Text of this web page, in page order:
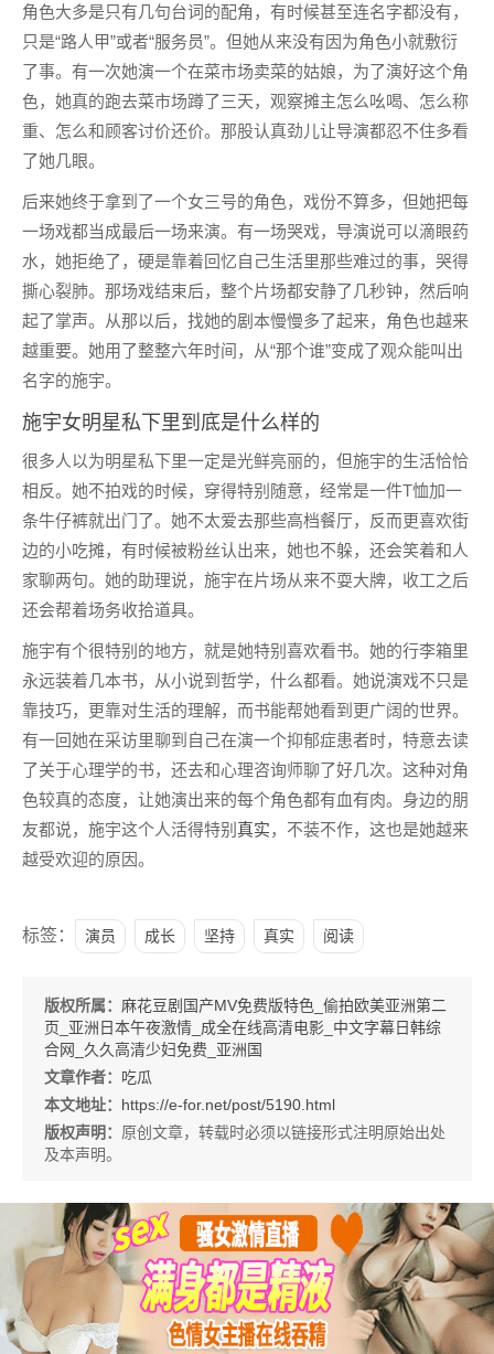
角色大多是只有几句台词的配角，有时候甚至连名字都没有，
只是“路人甲”或者“服务员”。但她从来没有因为角色小就敷衍
了事。有一次她演一个在菜市场卖菜的姑娘，为了演好这个角
色，她真的跑去菜市场蹲了三天，观察摊主怎么吆喝、怎么称
重、怎么和顾客讨价还价。那股认真劲儿让导演都忍不住多看
了她几眼。
后来她终于拿到了一个女三号的角色，戏份不算多，但她把每
一场戏都当成最后一场来演。有一场哭戏，导演说可以滴眼药
水，她拒绝了，硬是靠着回忆自己生活里那些难过的事，哭得
撕心裂肺。那场戏结束后，整个片场都安静了几秒钟，然后响
起了掌声。从那以后，找她的剧本慢慢多了起来，角色也越来
越重要。她用了整整六年时间，从“那个谁”变成了观众能叫出
名字的施宇。
施宇女明星私下里到底是什么样的
很多人以为明星私下里一定是光鲜亮丽的，但施宇的生活恰恰
相反。她不拍戏的时候，穿得特别随意，经常是一件T恤加一
条牛仔裤就出门了。她不太爱去那些高档餐厅，反而更喜欢街
边的小吃摊，有时候被粉丝认出来，她也不躲，还会笑着和人
家聊两句。她的助理说，施宇在片场从来不耍大牌，收工之后
还会帮着场务收拾道具。
施宇有个很特别的地方，就是她特别喜欢看书。她的行李箱里
永远装着几本书，从小说到哲学，什么都看。她说演戏不只是
靠技巧，更靠对生活的理解，而书能帮她看到更广阔的世界。
有一回她在采访里聊到自己在演一个抑郁症患者时，特意去读
了关于心理学的书，还去和心理咨询师聊了好几次。这种对角
色较真的态度，让她演出来的每个角色都有血有肉。身边的朋
友都说，施宇这个人活得特别 真实，不装不作，这也是她越来
越受欢迎的原因。
标签： 演员 成长 坚持 真实 阅读
版权所属： 麻花豆剧国产MV免费版特色_偷拍欧美亚洲第二
页_亚洲日本午夜激情_成全在线高清电影_中文字幕日韩综
合网_久久高清少妇免费_亚洲国
文章作者： 吃瓜
本文地址： https://e-for.net/post/5190.html
版权声明： 原创文章，转载时必须以链接形式注明原始出处
及本声明。